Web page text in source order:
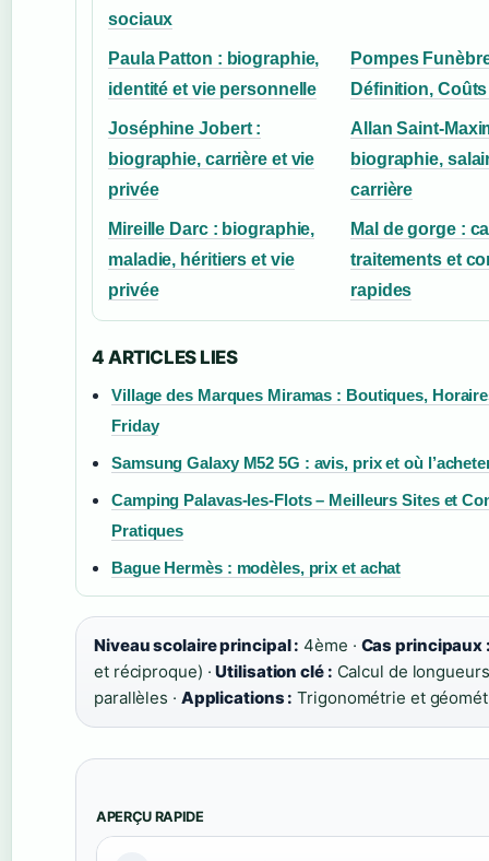
sociaux
Paula Patton : biographie,
identité et vie personnelle
Pompes
Définition,
Joséphine Jobert :
biographie, carrière et vie
privée
Allan Saint-
biographie,
carrière
Mireille Darc : biographie,
maladie, héritiers et vie
privée
Mal de gorge :
traitements et
rapides
4 ARTICLES LIES
Village des Marques Miramas : Boutiques,
Friday
Samsung Galaxy M52 5G : avis, prix et où
Camping Palavas-les-Flots – Meilleurs Sites et
Pratiques
Bague Hermès : modèles, prix et achat
Niveau scolaire principal : 4ème · Cas principaux
et réciproque) ·Utilisation clé : Calcul de
parallèles · Applications : Trigonométrie et
APERÇU RAPIDE